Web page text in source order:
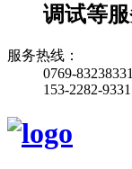
调试等
服务热线：
0769-83238331
153-2282-9331